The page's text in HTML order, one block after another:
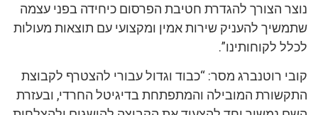
נוצר הצורך להגדרת חטיבת הפרסום כיחידה בפני עצמה
שתמשיך להעניק שירות אמין ומקצועי עם תוצאות מעולות
לכלל לקוחותינו”.
קובי רוטנברג מסר: “כבוד וגדול עבורי להצטרף לקבוצת
התקשורת המובילה והמתפתחת בדיגיטל החרדי, ובעזרת